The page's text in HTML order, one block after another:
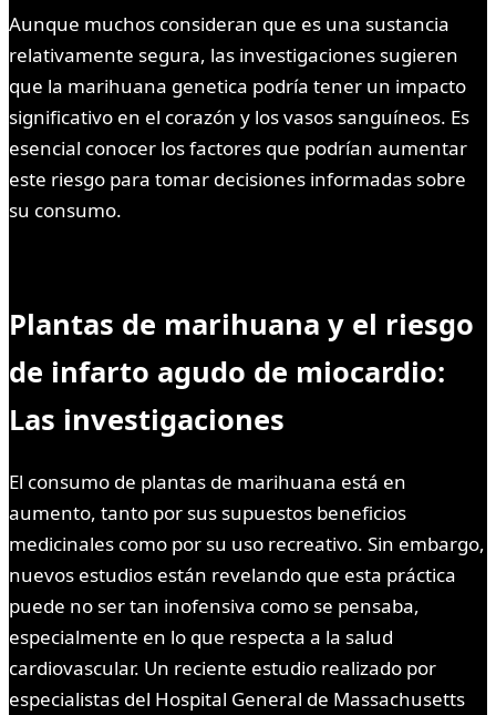
Aunque muchos consideran que es una sustancia
relativamente segura, las investigaciones sugieren
que la marihuana genetica podría tener un impacto
significativo en el corazón y los vasos sanguíneos. Es
esencial conocer los factores que podrían aumentar
este riesgo para tomar decisiones informadas sobre
su consumo.
Plantas de marihuana y el riesgo
de infarto agudo de miocardio:
Las investigaciones
El consumo de plantas de marihuana está en
aumento, tanto por sus supuestos beneficios
medicinales como por su uso recreativo. Sin embargo,
nuevos estudios están revelando que esta práctica
puede no ser tan inofensiva como se pensaba,
especialmente en lo que respecta a la salud
cardiovascular. Un reciente estudio realizado por
especialistas del Hospital General de Massachusetts